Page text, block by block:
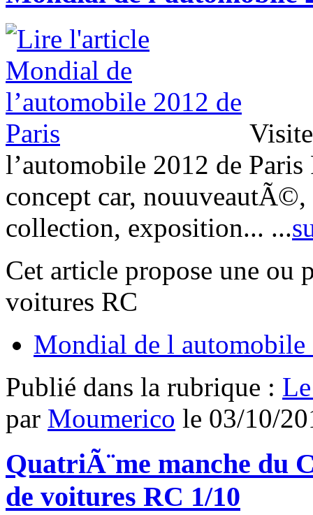
l’automobile 2012 de Paris
concept car,
collection, exposition... ...
Cet article propose une ou
voitures RC
Mondial de l automobile
Publié dans la rubrique :
par Moumerico le 03/10/
QuatriÃ¨me manche du
de voitures RC 1/10